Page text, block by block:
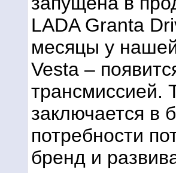
LADA Granta
месяцы у
Vesta –
трансмиссией.
заключается в
потребности
бренд и